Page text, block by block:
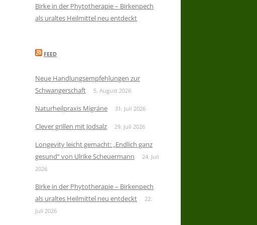
Birke in der Phytotherapie – Birkenpech
als uraltes Heilmittel neu entdeckt
FEED
Neue Handlungsempfehlungen zur
Schwangerschaft
5. August 2026
Naturheilpraxis Migräne 31. Juli 2026
Clever grillen mit Jodsalz 29. Juli 2026
Longevity leicht gemacht: „Endlich ganz
gesund“ von Ulrike Scheuermann
24. Juli
2026
Birke in der Phytotherapie – Birkenpech
als uraltes Heilmittel neu entdeckt
22.
Juli 2026